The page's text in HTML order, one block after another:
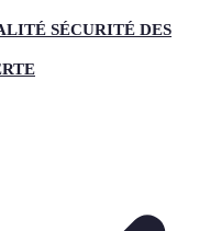
SÉCURITÉ DES